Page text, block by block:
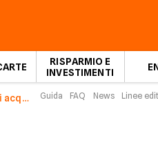
RISPARMIO E
INVESTIMENTI
Come tutelarsi in caso di acquisto di una casa in costruzione Guida FAQ News Linee